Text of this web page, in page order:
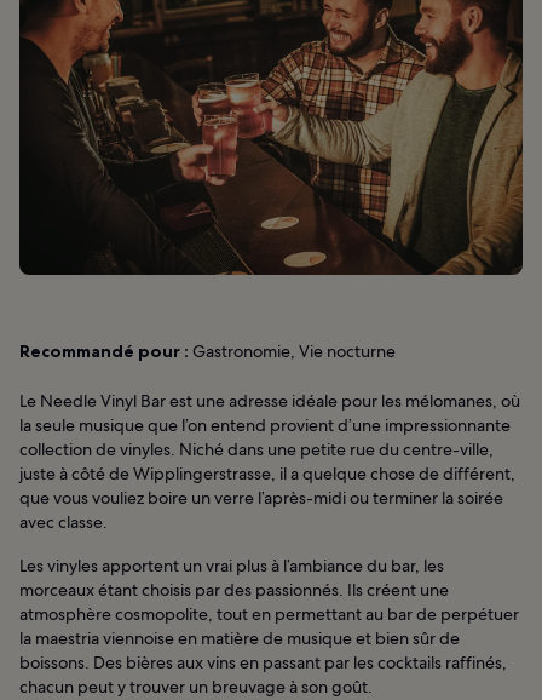
Recommandé pour : Gastronomie, Vie nocturne
Le Needle Vinyl Bar est une adresse idéale pour les mélomanes, où
la seule musique que l’on entend provient d’une impressionnante
collection de vinyles. Niché dans une petite rue du centre-ville,
juste à côté de Wipplingerstrasse, il a quelque chose de différent,
que vous vouliez boire un verre l’après-midi ou terminer la soirée
avec classe.
Les vinyles apportent un vrai plus à l’ambiance du bar, les
morceaux étant choisis par des passionnés. Ils créent une
atmosphère cosmopolite, tout en permettant au bar de perpétuer
la maestria viennoise en matière de musique et bien sûr de
boissons. Des bières aux vins en passant par les cocktails raffinés,
chacun peut y trouver un breuvage à son goût.